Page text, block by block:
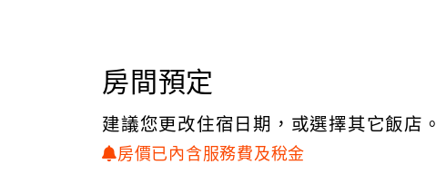
房間預定
建議您更改住宿日期，或選擇其它飯店。
房價已內含服務費及稅金